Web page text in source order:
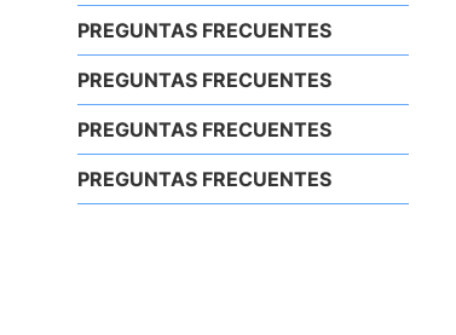
PREGUNTAS FRECUENTES
PREGUNTAS FRECUENTES
PREGUNTAS FRECUENTES
PREGUNTAS FRECUENTES